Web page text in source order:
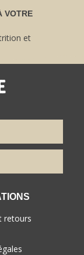
VOTRE
et
retours